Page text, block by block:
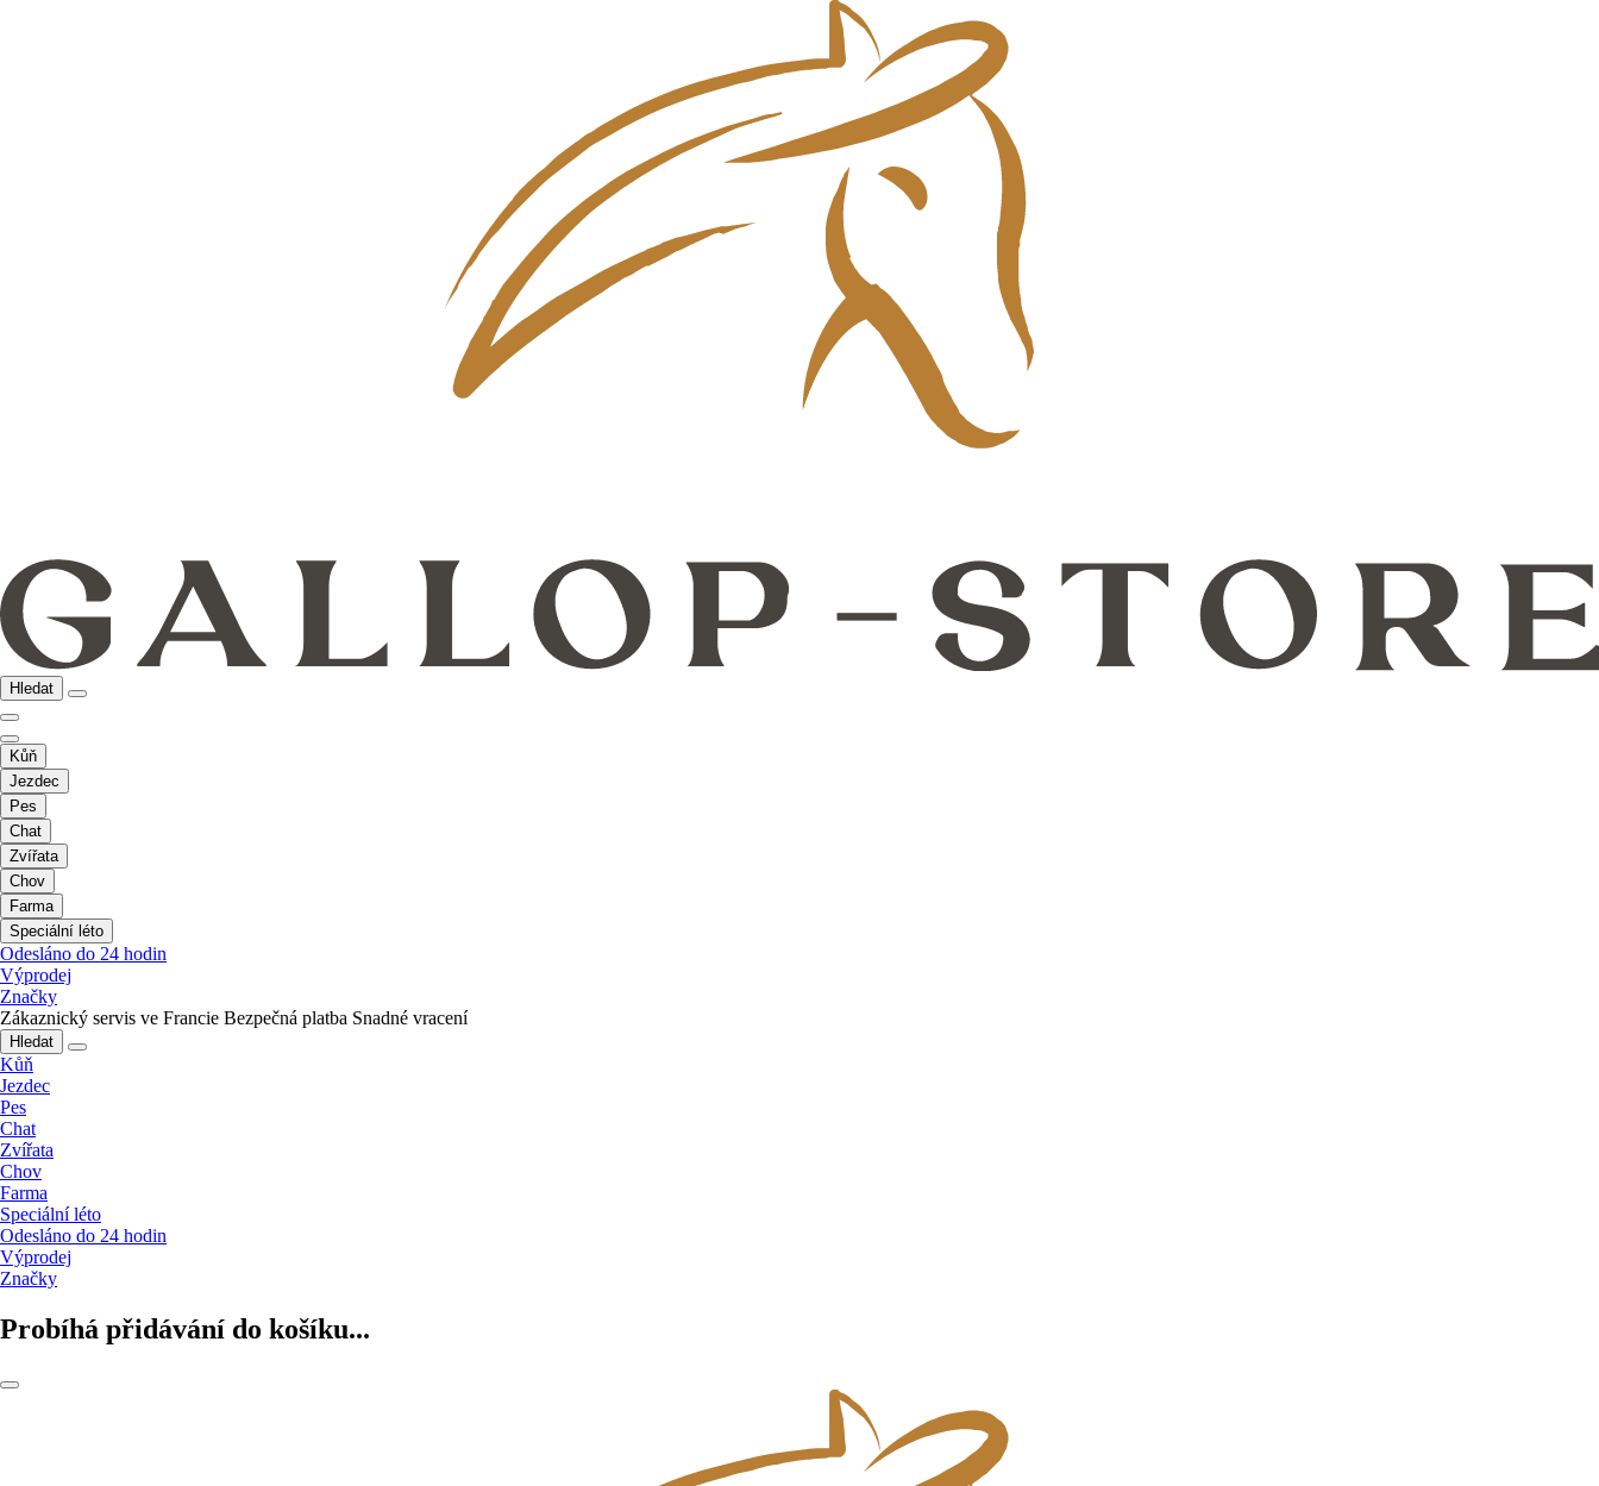
Hledat
Kůň
Jezdec
Pes
Chat
Zvířata
Chov
Farma
Speciální léto
Odesláno do 24 hodin
Výprodej
Značky
Zákaznický servis ve Francie Bezpečná platba Snadné vracení
Hledat
Kůň
Jezdec
Pes
Chat
Zvířata
Chov
Farma
Speciální léto
Odesláno do 24 hodin
Výprodej
Značky
Probíhá přidávání do košíku...